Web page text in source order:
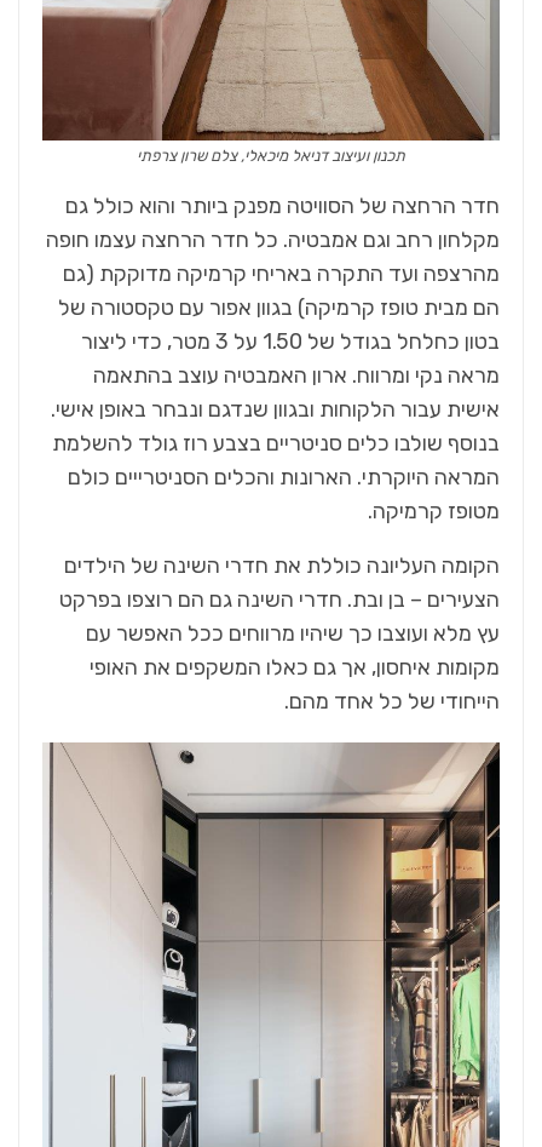
תכנון ועיצוב דניאל מיכאלי, צלם שרון צרפתי
חדר הרחצה של הסוויטה מפנק ביותר והוא כולל גם
מקלחון רחב וגם אמבטיה. כל חדר הרחצה עצמו חופה
מהרצפה ועד התקרה באריחי קרמיקה מדוקקת (גם
הם מבית טופז קרמיקה) בגוון אפור עם טקסטורה של
בטון כחלחל בגודל של 1.50 על 3 מטר, כדי ליצור
מראה נקי ומרווח. ארון האמבטיה עוצב בהתאמה
אישית עבור הלקוחות ובגוון שנדגם ונבחר באופן אישי.
בנוסף שולבו כלים סניטריים בצבע רוז גולד להשלמת
המראה היוקרתי. הארונות והכלים הסניטרייים כולם
מטופז קרמיקה.
הקומה העליונה כוללת את חדרי השינה של הילדים
הצעירים – בן ובת. חדרי השינה גם הם רוצפו בפרקט
עץ מלא ועוצבו כך שיהיו מרווחים ככל האפשר עם
מקומות איחסון, אך גם כאלו המשקפים את האופי
הייחודי של כל אחד מהם.